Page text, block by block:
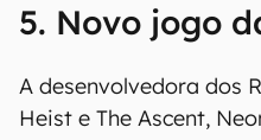
5. Novo jogo
A desenvolvedora dos
Heist e The Ascent,